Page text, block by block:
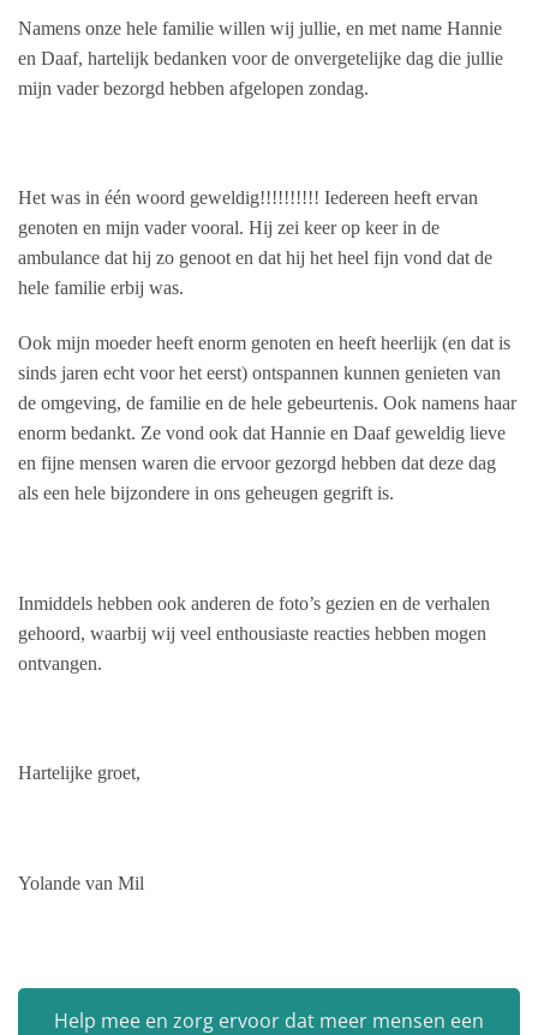
Namens onze hele familie willen wij jullie, en met name Hannie
en Daaf, hartelijk bedanken voor de onvergetelijke dag die jullie
mijn vader bezorgd hebben afgelopen zondag.
Het was in één woord geweldig!!!!!!!!!! Iedereen heeft ervan
genoten en mijn vader vooral. Hij zei keer op keer in de
ambulance dat hij zo genoot en dat hij het heel fijn vond dat de
hele familie erbij was.
Ook mijn moeder heeft enorm genoten en heeft heerlijk (en dat is
sinds jaren echt voor het eerst) ontspannen kunnen genieten van
de omgeving, de familie en de hele gebeurtenis. Ook namens haar
enorm bedankt. Ze vond ook dat Hannie en Daaf geweldig lieve
en fijne mensen waren die ervoor gezorgd hebben dat deze dag
als een hele bijzondere in ons geheugen gegrift is.
Inmiddels hebben ook anderen de foto’s gezien en de verhalen
gehoord, waarbij wij veel enthousiaste reacties hebben mogen
ontvangen.
Hartelijke groet,
Yolande van Mil
Help mee en zorg ervoor dat meer mensen een